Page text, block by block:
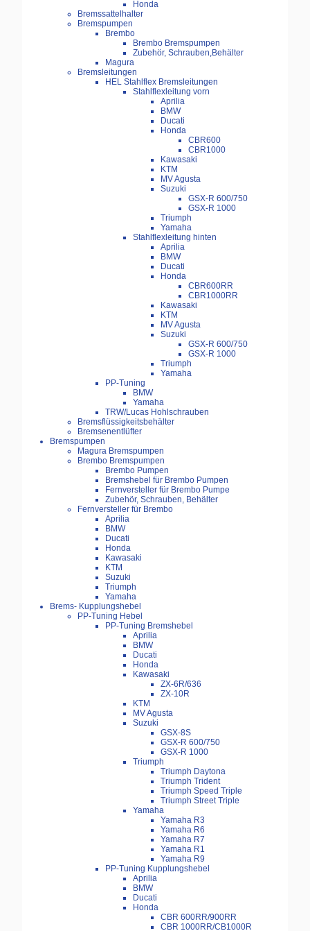
Honda
Bremssattelhalter
Bremspumpen
Brembo
Brembo Bremspumpen
Zubehör, Schrauben,Behälter
Magura
Bremsleitungen
HEL Stahlflex Bremsleitungen
Stahlflexleitung vorn
Aprilia
BMW
Ducati
Honda
CBR600
CBR1000
Kawasaki
KTM
MV Agusta
Suzuki
GSX-R 600/750
GSX-R 1000
Triumph
Yamaha
Stahlflexleitung hinten
Aprilia
BMW
Ducati
Honda
CBR600RR
CBR1000RR
Kawasaki
KTM
MV Agusta
Suzuki
GSX-R 600/750
GSX-R 1000
Triumph
Yamaha
PP-Tuning
BMW
Yamaha
TRW/Lucas Hohlschrauben
Bremsflüssigkeitsbehälter
Bremsenentlüfter
Bremspumpen
Magura Bremspumpen
Brembo Bremspumpen
Brembo Pumpen
Bremshebel für Brembo Pumpen
Fernversteller für Brembo Pumpe
Zubehör, Schrauben, Behälter
Fernversteller für Brembo
Aprilia
BMW
Ducati
Honda
Kawasaki
KTM
Suzuki
Triumph
Yamaha
Brems- Kupplungshebel
PP-Tuning Hebel
PP-Tuning Bremshebel
Aprilia
BMW
Ducati
Honda
Kawasaki
ZX-6R/636
ZX-10R
KTM
MV Agusta
Suzuki
GSX-8S
GSX-R 600/750
GSX-R 1000
Triumph
Triumph Daytona
Triumph Trident
Triumph Speed Triple
Triumph Street Triple
Yamaha
Yamaha R3
Yamaha R6
Yamaha R7
Yamaha R1
Yamaha R9
PP-Tuning Kupplungshebel
Aprilia
BMW
Ducati
Honda
CBR 600RR/900RR
CBR 1000RR/CB1000R